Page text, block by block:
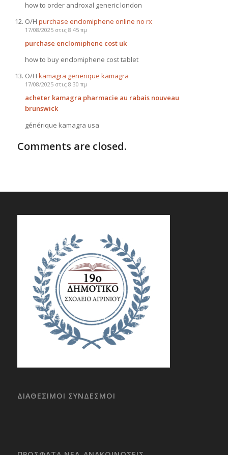
how to order androxal generic london
Ο/Η purchase enclomiphene online no rx
17/08/2025 στις 8:45 πμ
purchase enclomiphene cost uk
how to buy enclomiphene cost tablet
Ο/Η kamagra generique kamagra
17/08/2025 στις 8:30 πμ
acheter kamagra pharmacie au rabais nouveau
brunswick
générique kamagra usa
Comments are closed.
ΔΙΑΘΕΣΙΜΟΙ ΣΥΝΔΕΣΜΟΙ